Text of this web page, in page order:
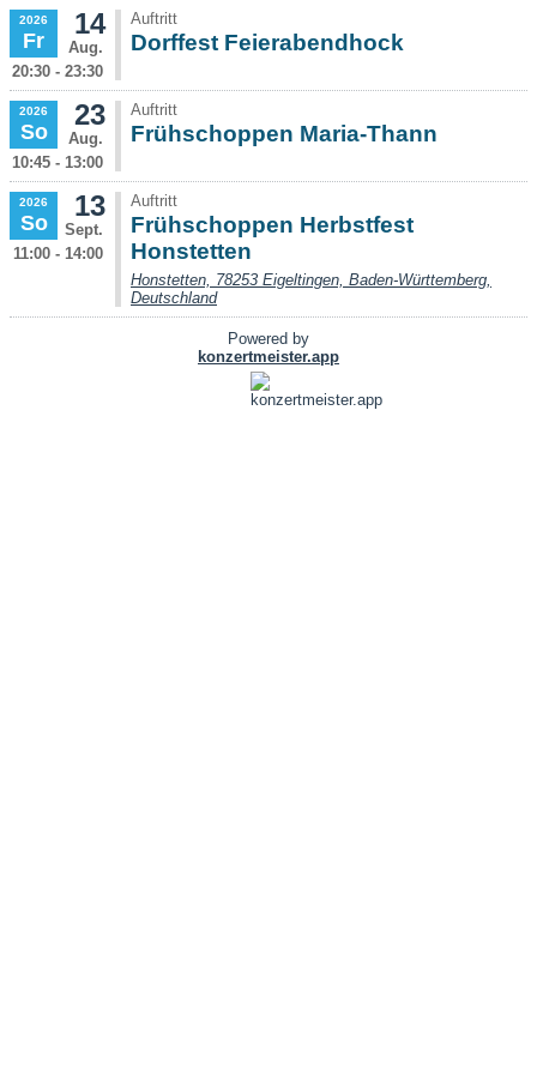
2026
Fr
14
Aug.
20:30 - 23:30
Dorffest Feierabendhock
Auftritt
2026
So
23
Aug.
10:45 - 13:00
Frühschoppen Maria-Thann
Auftritt
2026
So
13
Sept.
11:00 - 14:00
Frühschoppen Herbstfest
Honstetten
Auftritt
Honstetten, 78253 Eigeltingen, Baden-Württemberg,
Deutschland
Powered by
konzertmeister.app